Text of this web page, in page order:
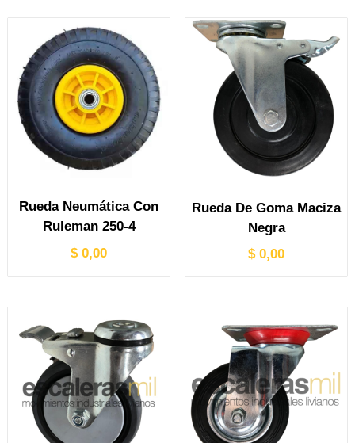
Rueda Neumática Con
Ruleman 250-4
$0,00
Rueda De Goma Maciza
Negra
$0,00